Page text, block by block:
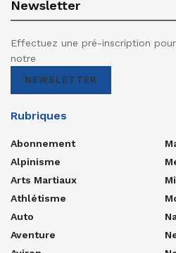
Newsletter
Effectuez une pré-inscription
notre
NEWSLETTER
Rubriques
Abonnement
Alpinisme
Arts Martiaux
Athlétisme
Auto
Aventure